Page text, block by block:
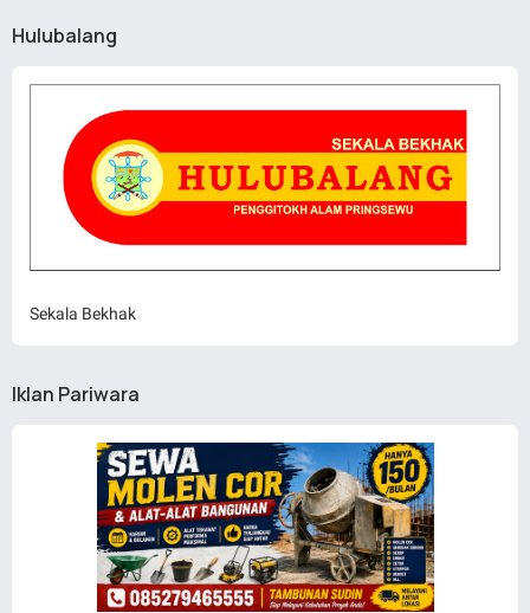
Hulubalang
Sekala Bekhak
Iklan Pariwara